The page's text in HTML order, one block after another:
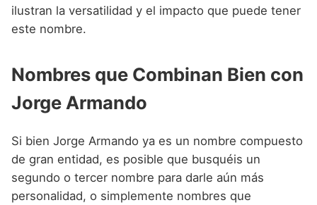
ilustran la versatilidad y el impacto que puede tener
este nombre.
Nombres que Combinan Bien con
Jorge Armando
Si bien Jorge Armando ya es un nombre compuesto
de gran entidad, es posible que busquéis un
segundo o tercer nombre para darle aún más
personalidad, o simplemente nombres que